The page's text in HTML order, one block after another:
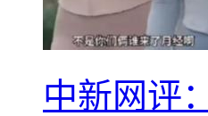
中新网评